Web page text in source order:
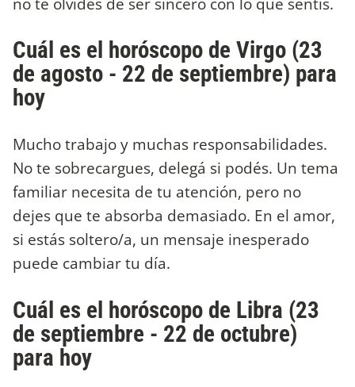
Cuál es el horóscopo de Virgo (23
de agosto - 22 de septiembre) para
hoy
Mucho trabajo y muchas responsabilidades.
No te sobrecargues, delegá si podés. Un tema
familiar necesita de tu atención, pero no
dejes que te absorba demasiado. En el amor,
si estás soltero/a, un mensaje inesperado
puede cambiar tu día.
Cuál es el horóscopo de Libra (23
de septiembre - 22 de octubre)
para hoy